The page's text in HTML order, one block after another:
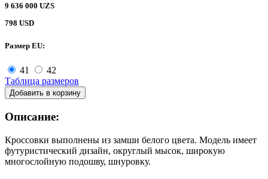
9 636 000 UZS
798 USD
Размер EU:
41
42
Таблица размеров
Добавить в корзину
Описание:
Кроссовки выполнены из замши белого цвета. Модель имеет
футуристический дизайн, округлый мысок, широкую
многослойную подошву, шнуровку.